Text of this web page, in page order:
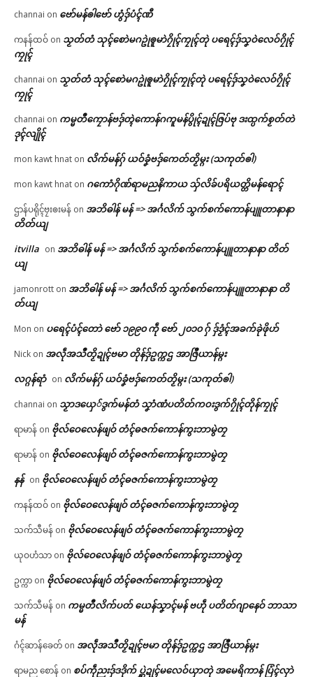
channai on ဗော်မန်ၜါဗော် ဟွံဒှ်ပံၚ်ဏီ
ကနန်ထဝ် on သၟတ်တံ သုၚ်စောဲမဂဥုဲၜူမာဲဂၠိုၚ်ကၠုၚ်တုဲ ပရေၚ်ဒှ်သၞဝဲလေဝ်ဂၠိုၚ်
ကၠုၚ်
channai on သၟတ်တံ သုၚ်စောဲမဂဥုဲၜူမာဲဂၠိုၚ်ကၠုၚ်တုဲ ပရေၚ်ဒှ်သၞဝဲလေဝ်ဂၠိုၚ်
ကၠုၚ်
channai on ကမ္မတဳကၠောန်ဗဒှ်တ္ၚဲကောန်ဂကူမန်ပွိုၚ်ဍုၚ်ဇြပ်ဗု ဒးထ္ပက်စၟတ်တဲ
ဒုၚ်လျိုၚ်
mon kawt hnat on လိက်မန်ဂှ် ယဝ်ခၞံဗဒှ်ကေတ်တၟိမ္ဂး (သကုတ်ၜါ)
mon kawt hnat on ဂကောံဂိုဏ်ရာမညနိကာယ သှ်လိခ်ပရိယတ္တိမန်ရောၚ်
ဌာန်ပရိုၚ်ဗၠးၜးမန် on အဘိဓါန် မန် => အၚ်္ဂလိက် သွက်စက်ကောန်ပျူတာနာနာ
တိတ်ယျ
itvilla on အဘိဓါန် မန် => အၚ်္ဂလိက် သွက်စက်ကောန်ပျူတာနာနာ တိတ်
ယျ
jamonrott on အဘိဓါန် မန် => အၚ်္ဂလိက် သွက်စက်ကောန်ပျူတာနာနာ တိ
တ်ယျ
Mon on ပရေၚ်ပံၚ်တောဲ ဗော် ၁၉၉၀ ကဵု ဗော် ၂၀၁၀ ဂှ် ဒှ်ဒၟံၚ်အခက်ခုဲဖိုဟ်
Nick on အလဵုအသဳတၟိဍုၚ်ဗမာ တိုန်ဒှ်ဥက္ကဌ အာဇြဳယာန်မ္ဂး
လဂ္ဂန်ရာံ on လိက်မန်ဂှ် ယဝ်ခၞံဗဒှ်ကေတ်တၟိမ္ဂး (သကုတ်ၜါ)
channai on သၟာဒယှေ်ဒွက်မန်တံ သၞာံဏံပတိတ်ကဝးဒွက်ဂၠိုၚ်တိုန်ကၠုၚ်
ရာမာန် on ဗိုလ်ဝေလေန်ဖျဝ် တံၚ်ဓဇက်ကောန်ကွးဘာမွဲတၠ
ရာမာန် on ဗိုလ်ဝေလေန်ဖျဝ် တံၚ်ဓဇက်ကောန်ကွးဘာမွဲတၠ
နန် on ဗိုလ်ဝေလေန်ဖျဝ် တံၚ်ဓဇက်ကောန်ကွးဘာမွဲတၠ
ကနန်ထဝ် on ဗိုလ်ဝေလေန်ဖျဝ် တံၚ်ဓဇက်ကောန်ကွးဘာမွဲတၠ
သက်သီမန် on ဗိုလ်ဝေလေန်ဖျဝ် တံၚ်ဓဇက်ကောန်ကွးဘာမွဲတၠ
ယုဝဟံသာ on ဗိုလ်ဝေလေန်ဖျဝ် တံၚ်ဓဇက်ကောန်ကွးဘာမွဲတၠ
ဥက္ကာ on ဗိုလ်ဝေလေန်ဖျဝ် တံၚ်ဓဇက်ကောန်ကွးဘာမွဲတၠ
သက်သီမန် on ကမ္မတဳလိက်ပတ် ယေန်သၞာၚ်မန် ဗဟဵု ပတိတ်ဂျာနေဝ် ဘာသာ
မန်
ဂံၚ်ဆာန်ခေတ် on အလဵုအသဳတၟိဍုၚ်ဗမာ တိုန်ဒှ်ဥက္ကဌ အာဇြဳယာန်မ္ဂး
ရာမည စောန် on စပ်ကဵုညးဒှ်ဒဒိုက် ပ္ဋဲဍုၚ်မလေဝ်ယှာတုဲ အမေရိကာန် ပြံၚ်လှာဲ